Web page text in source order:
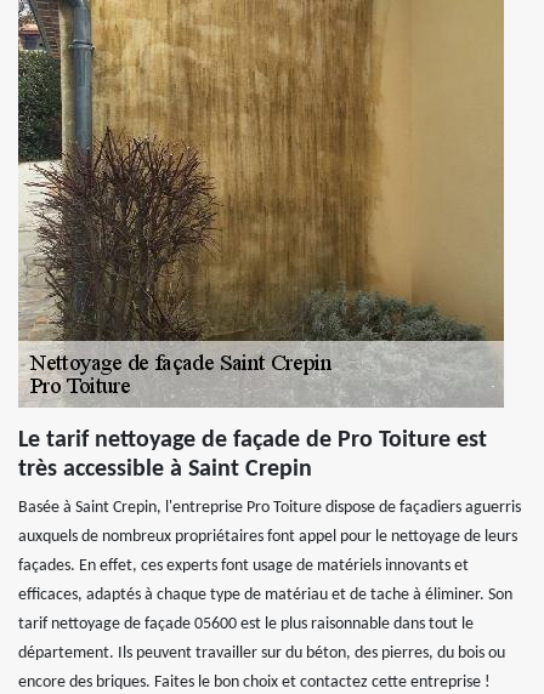
Le tarif nettoyage de façade de Pro Toiture est
très accessible à Saint Crepin
Basée à Saint Crepin, l'entreprise Pro Toiture dispose de façadiers aguerris
auxquels de nombreux propriétaires font appel pour le nettoyage de leurs
façades. En effet, ces experts font usage de matériels innovants et
efficaces, adaptés à chaque type de matériau et de tache à éliminer. Son
tarif nettoyage de façade 05600 est le plus raisonnable dans tout le
département. Ils peuvent travailler sur du béton, des pierres, du bois ou
encore des briques. Faites le bon choix et contactez cette entreprise !